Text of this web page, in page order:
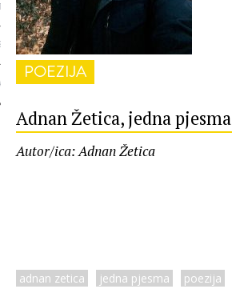
POEZIJA
Adnan Žetica, jedna pjesma
Autor/ica: Adnan Žetica
adnan zetica jedna pjesma poezija